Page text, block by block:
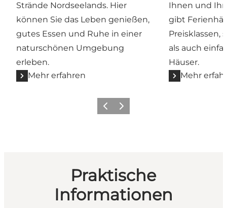
Strände Nordseelands. Hier
können Sie das Leben genießen,
gutes Essen und Ruhe in einer
naturschönen Umgebung
erleben.
Mehr erfahren
Ihnen und
gibt
Preisklassen,
als auch
Häuser.
Mehr
ZurückWeiter
Praktische
Informationen